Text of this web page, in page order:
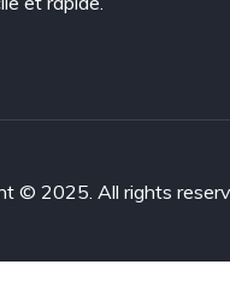
© 2025. All rights